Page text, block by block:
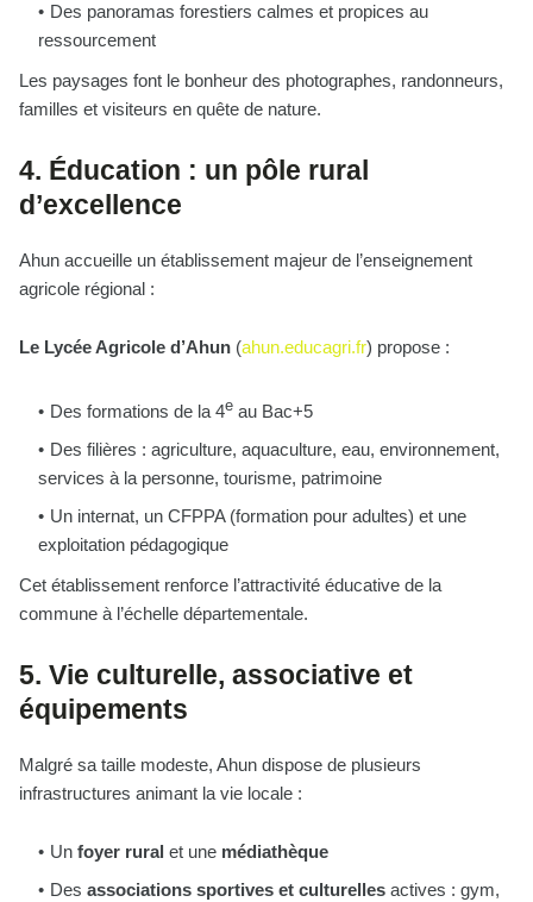
Des panoramas forestiers calmes et propices au
ressourcement
Les paysages font le bonheur des photographes, randonneurs,
familles et visiteurs en quête de nature.
4. Éducation : un pôle rural
d’excellence
Ahun accueille un établissement majeur de l’enseignement
agricole régional :
Le Lycée Agricole d’Ahun (ahun.educagri.fr) propose :
Des formations de la 4e au Bac+5
Des filières : agriculture, aquaculture, eau, environnement,
services à la personne, tourisme, patrimoine
Un internat, un CFPPA (formation pour adultes) et une
exploitation pédagogique
Cet établissement renforce l’attractivité éducative de la
commune à l’échelle départementale.
5. Vie culturelle, associative et
équipements
Malgré sa taille modeste, Ahun dispose de plusieurs
infrastructures animant la vie locale :
Un foyer rural et une médiathèque
Des associations sportives et culturelles actives : gym,